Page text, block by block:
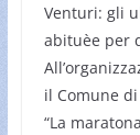
Venturi: gli
abituèe per
il Comune
“La